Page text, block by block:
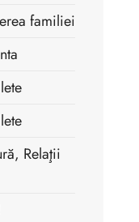
familiei
Relaţii